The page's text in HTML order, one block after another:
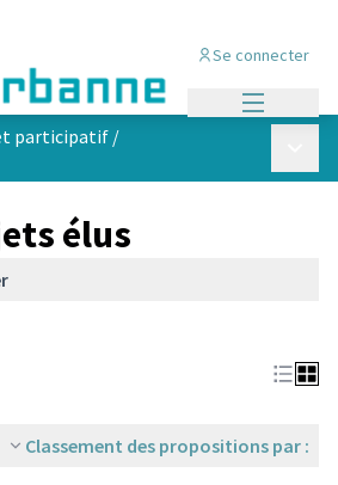
Se connecter
participatif /
élus
Classement des propositions par :